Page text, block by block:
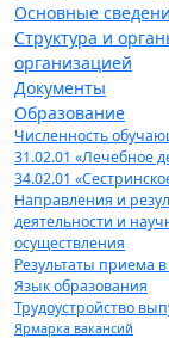
Основные
Структура и
организацией
Документы
Образование
Численность
31.02.01 «Лечебное
34.02.01
Направления и
деятельности и
осуществления
Результаты приема
Язык образования
Трудоустройство
Ярмарка вакансий